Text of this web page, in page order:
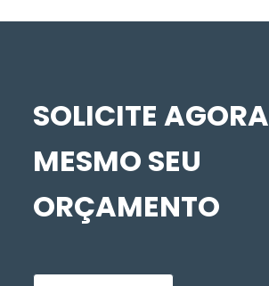
SOLICITE AGORA
MESMO SEU
ORÇAMENTO